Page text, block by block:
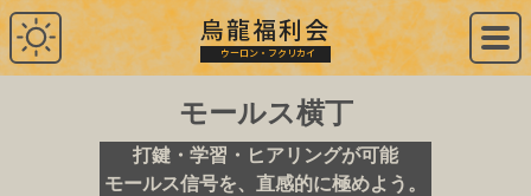
烏龍福利会
「Web創作」 を、 オモシロク ! ウーロン・フクリカイ
by 納屋タカユキ
モールス横丁
打鍵・学習・ヒアリングが可能
モールス信号を、直感的に極めよう。